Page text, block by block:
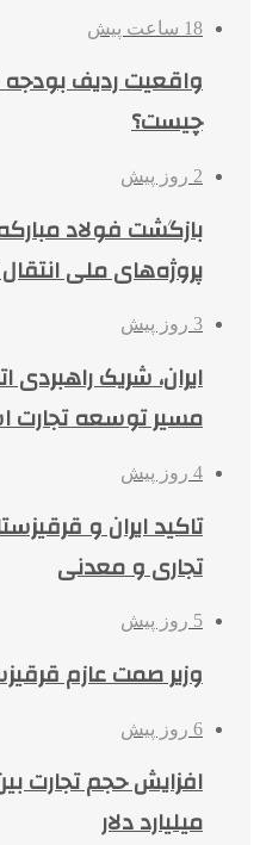
18 ساعت پیش
واقعیت ردیف بودجه
چیست؟
2 روز پیش
بازگشت فولاد
پروژه‌های ملی
3 روز پیش
ایران، شریک راهبردی
مسیر توسعه تجارت
4 روز پیش
تاکید ایران و
تجاری و معدنی
5 روز پیش
وزیر صمت عازم
6 روز پیش
میلیارد دلار